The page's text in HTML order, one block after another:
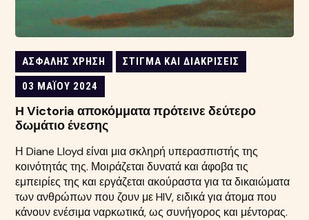
ΑΣΦΑΛΉΣ ΧΡΉΣΗ
ΣΤΊΓΜΑ ΚΑΙ ΔΙΑΚΡΊΣΕΙΣ
03 ΜΑΪ́ΟΥ 2024
Η Victoria αποκόμματα πρότεινε δεύτερο
δωμάτιο ένεσης
Η Diane Lloyd είναι μια σκληρή υπερασπιστής της
κοινότητάς της. Μοιράζεται δυνατά και άφοβα τις
εμπειρίες της και εργάζεται ακούραστα για τα δικαιώματα
των ανθρώπων που ζουν με HIV, ειδικά για άτομα που
κάνουν ενέσιμα ναρκωτικά, ως συνήγορος και μέντορας.